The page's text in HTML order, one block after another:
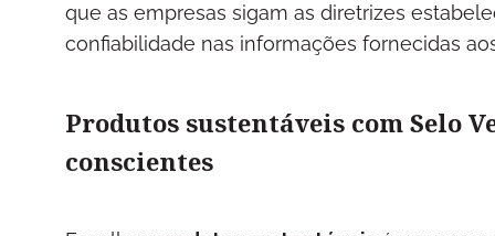
que as empresas sigam as diretrizes
confiabilidade nas informações fornecidas
Produtos sustentáveis com Selo
conscientes